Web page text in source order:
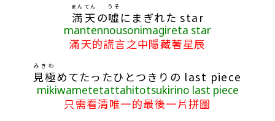
満天
まんてん
の嘘
うそ
にまぎれた star
mantennousonimagireta star
滿天的謊言之中隱藏著星辰
見極
みきわ
めてたったひとつきりの last piece
mikiwametetattahitotsukirino last piece
只需看清唯一的最後一片拼圖